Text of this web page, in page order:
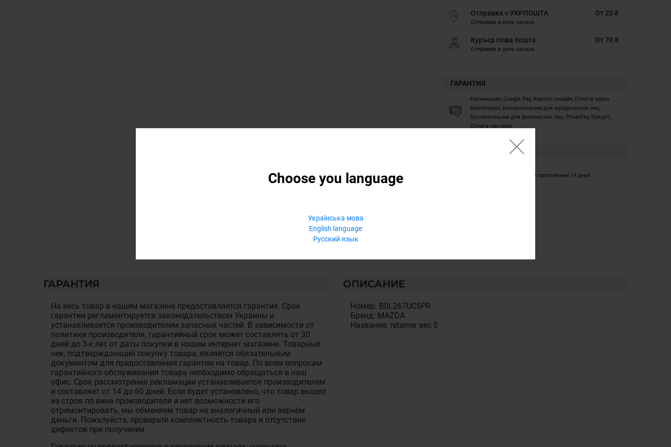
Choose you language
Українська мова
English language
Русский язык
Отправка с УКРПОШТА
Отправим в день заказа
От 20 ₴
Куръєр Нова пошта
Отправим в день заказа
От 70 ₴
ГАРАНТИЯ
Наличными, Google Pay, Картою онлайн, Оплата через
Masterpass, Безналичными для юридических лиц,
Безналичными для физических лиц, PrivatPay, Кредит,
Оплата частями
Обмен/возврат товара на протяжении 14 дней
ГАРАНТИЯ
На весь товар в нашем магазине предоставляется гарантия. Срок
гарантии регламентируется законодательством Украины и
устанавливается производителем запасных частей. В зависимости от
политики производителя, гарантийный срок может составлять от 30
дней до 3-х лет от даты покупки в нашем интернет магазине. Товарный
чек, подтверждающий покупку товара, является обязательным
документом для предоставления гарантии на товар. По всем вопросам
гарантийного обслуживания товара необходимо обращаться в наш
офис. Срок рассмотрения рекламации устанавливается производителем
и составляет от 14 до 60 дней. Если будет установлено, что товар вышел
из строя по вине производителя и нет возможности его
отремонтировать, мы обменяем товар на аналогичный или вернём
деньги. Пожалуйста, проверьте комплектность товара и отсутствие
дефектов при получении.
ОПИСАНИЕ
Номер: B0L267UC5PR
Бренд: MAZDA
Название: retainer вес 0